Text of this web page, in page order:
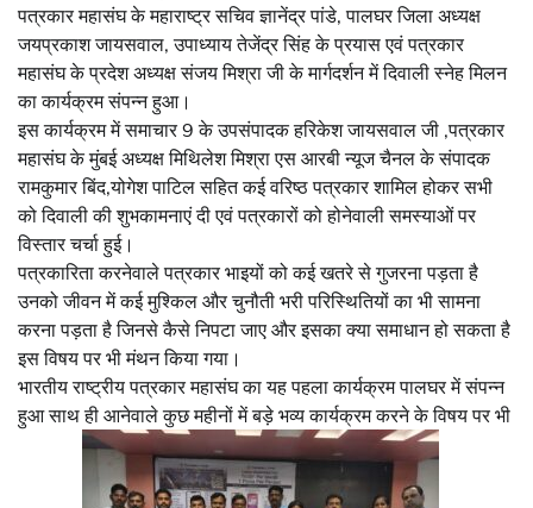
पत्रकार महासंघ के महाराष्ट्र सचिव ज्ञानेंद्र पांडे, पालघर जिला अध्यक्ष
जयप्रकाश जायसवाल, उपाध्याय तेजेंद्र सिंह के प्रयास एवं पत्रकार
महासंघ के प्रदेश अध्यक्ष संजय मिश्रा जी के मार्गदर्शन में दिवाली स्नेह मिलन
का कार्यक्रम संपन्न हुआ।
इस कार्यक्रम में समाचार 9 के उपसंपादक हरिकेश जायसवाल जी ,पत्रकार
महासंघ के मुंबई अध्यक्ष मिथिलेश मिश्रा एस आरबी न्यूज चैनल के संपादक
रामकुमार बिंद,योगेश पाटिल सहित कई वरिष्ठ पत्रकार शामिल होकर सभी
को दिवाली की शुभकामनाएं दी एवं पत्रकारों को होनेवाली समस्याओं पर
विस्तार चर्चा हुई।
पत्रकारिता करनेवाले पत्रकार भाइयों को कई खतरे से गुजरना पड़ता है
उनको जीवन में कई मुश्किल और चुनौती भरी परिस्थितियों का भी सामना
करना पड़ता है जिनसे कैसे निपटा जाए और इसका क्या समाधान हो सकता है
इस विषय पर भी मंथन किया गया।
भारतीय राष्ट्रीय पत्रकार महासंघ का यह पहला कार्यक्रम पालघर में संपन्न
हुआ साथ ही आनेवाले कुछ महीनों में बड़े भव्य कार्यक्रम करने के विषय पर भी